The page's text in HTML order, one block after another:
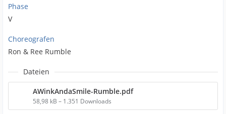
Phase
V
Choreografen
Ron & Ree Rumble
Dateien
AWinkAndaSmile-Rumble.pdf
58,98 kB – 1.351 Downloads